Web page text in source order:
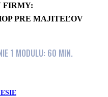
FIRMY:
PRE MAJITEĽOV
1 MODULU: 60 MIN.